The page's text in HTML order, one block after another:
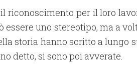
riconoscimento per il loro
essere uno stereotipo, ma a
storia hanno scritto a lungo
detto, si sono poi avverate.